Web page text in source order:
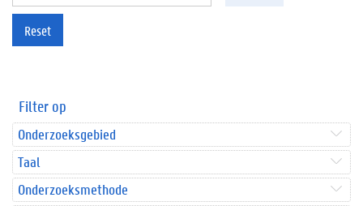
Reset
Filter op
Onderzoeksgebied
Taal
Onderzoeksmethode